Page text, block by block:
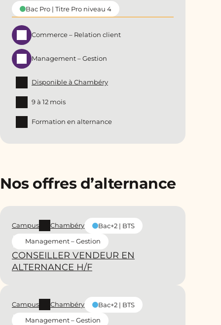
Bac Pro | Titre Pro niveau 4
Commerce – Relation client
Management – Gestion
Disponible à Chambéry
9 à 12 mois
Formation en alternance
Nos offres d’alternance
CONSEILLER VENDEUR EN
ALTERNANCE H/F
Campus Chambéry
Bac+2 | BTS
Management – Gestion
Campus Chambéry
Bac+2 | BTS
Management – Gestion